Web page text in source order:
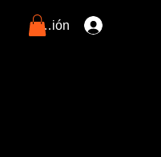
Iniciar sesión